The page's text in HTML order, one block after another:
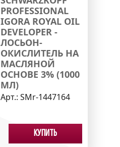
PROFESSIONAL
IGORA ROYAL OIL
DEVELOPER -
ЛОСЬОН-
ОКИСЛИТЕЛЬ НА
МАСЛЯНОЙ
ОСНОВЕ 3% (1000
МЛ)
Арт.: SMr-1447164
Купить